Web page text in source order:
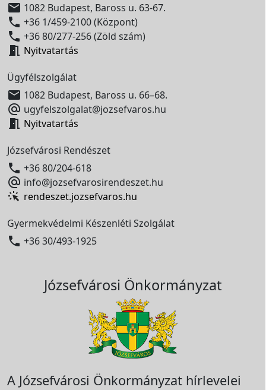
 1082 Budapest, Baross u. 63-67.
 +36 1/459-2100 (Központ)
 +36 80/277-256 (Zöld szám)
 Nyitvatartás
Ügyfélszolgálat
 1082 Budapest, Baross u. 66–68.
 ugyfelszolgalat@jozsefvaros.hu
 Nyitvatartás
Józsefvárosi Rendészet
 +36 80/204-618
 info@jozsefvarosirendeszet.hu
rendeszet.jozsefvaros.hu
Gyermekvédelmi Készenléti Szolgálat
 +36 30/493-1925
Józsefvárosi Önkormányzat
A Józsefvárosi Önkormányzat hírlevelei